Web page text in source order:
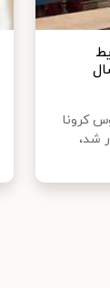
ویروس کرونا
شد،